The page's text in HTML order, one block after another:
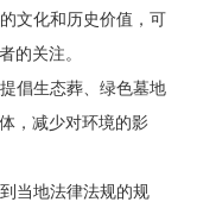
文化和历史价值，可
的关注。
倡生态葬、绿色墓地
，减少对环境的影
当地法律法规的规